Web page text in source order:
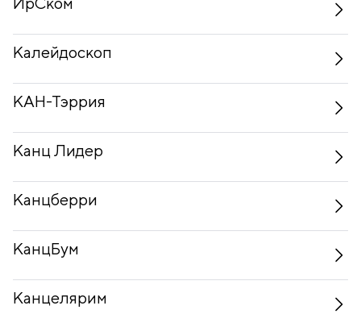
Калейдоскоп
КАН-Тэррия
Канц Лидер
Канцберри
КанцБум
Канцелярим